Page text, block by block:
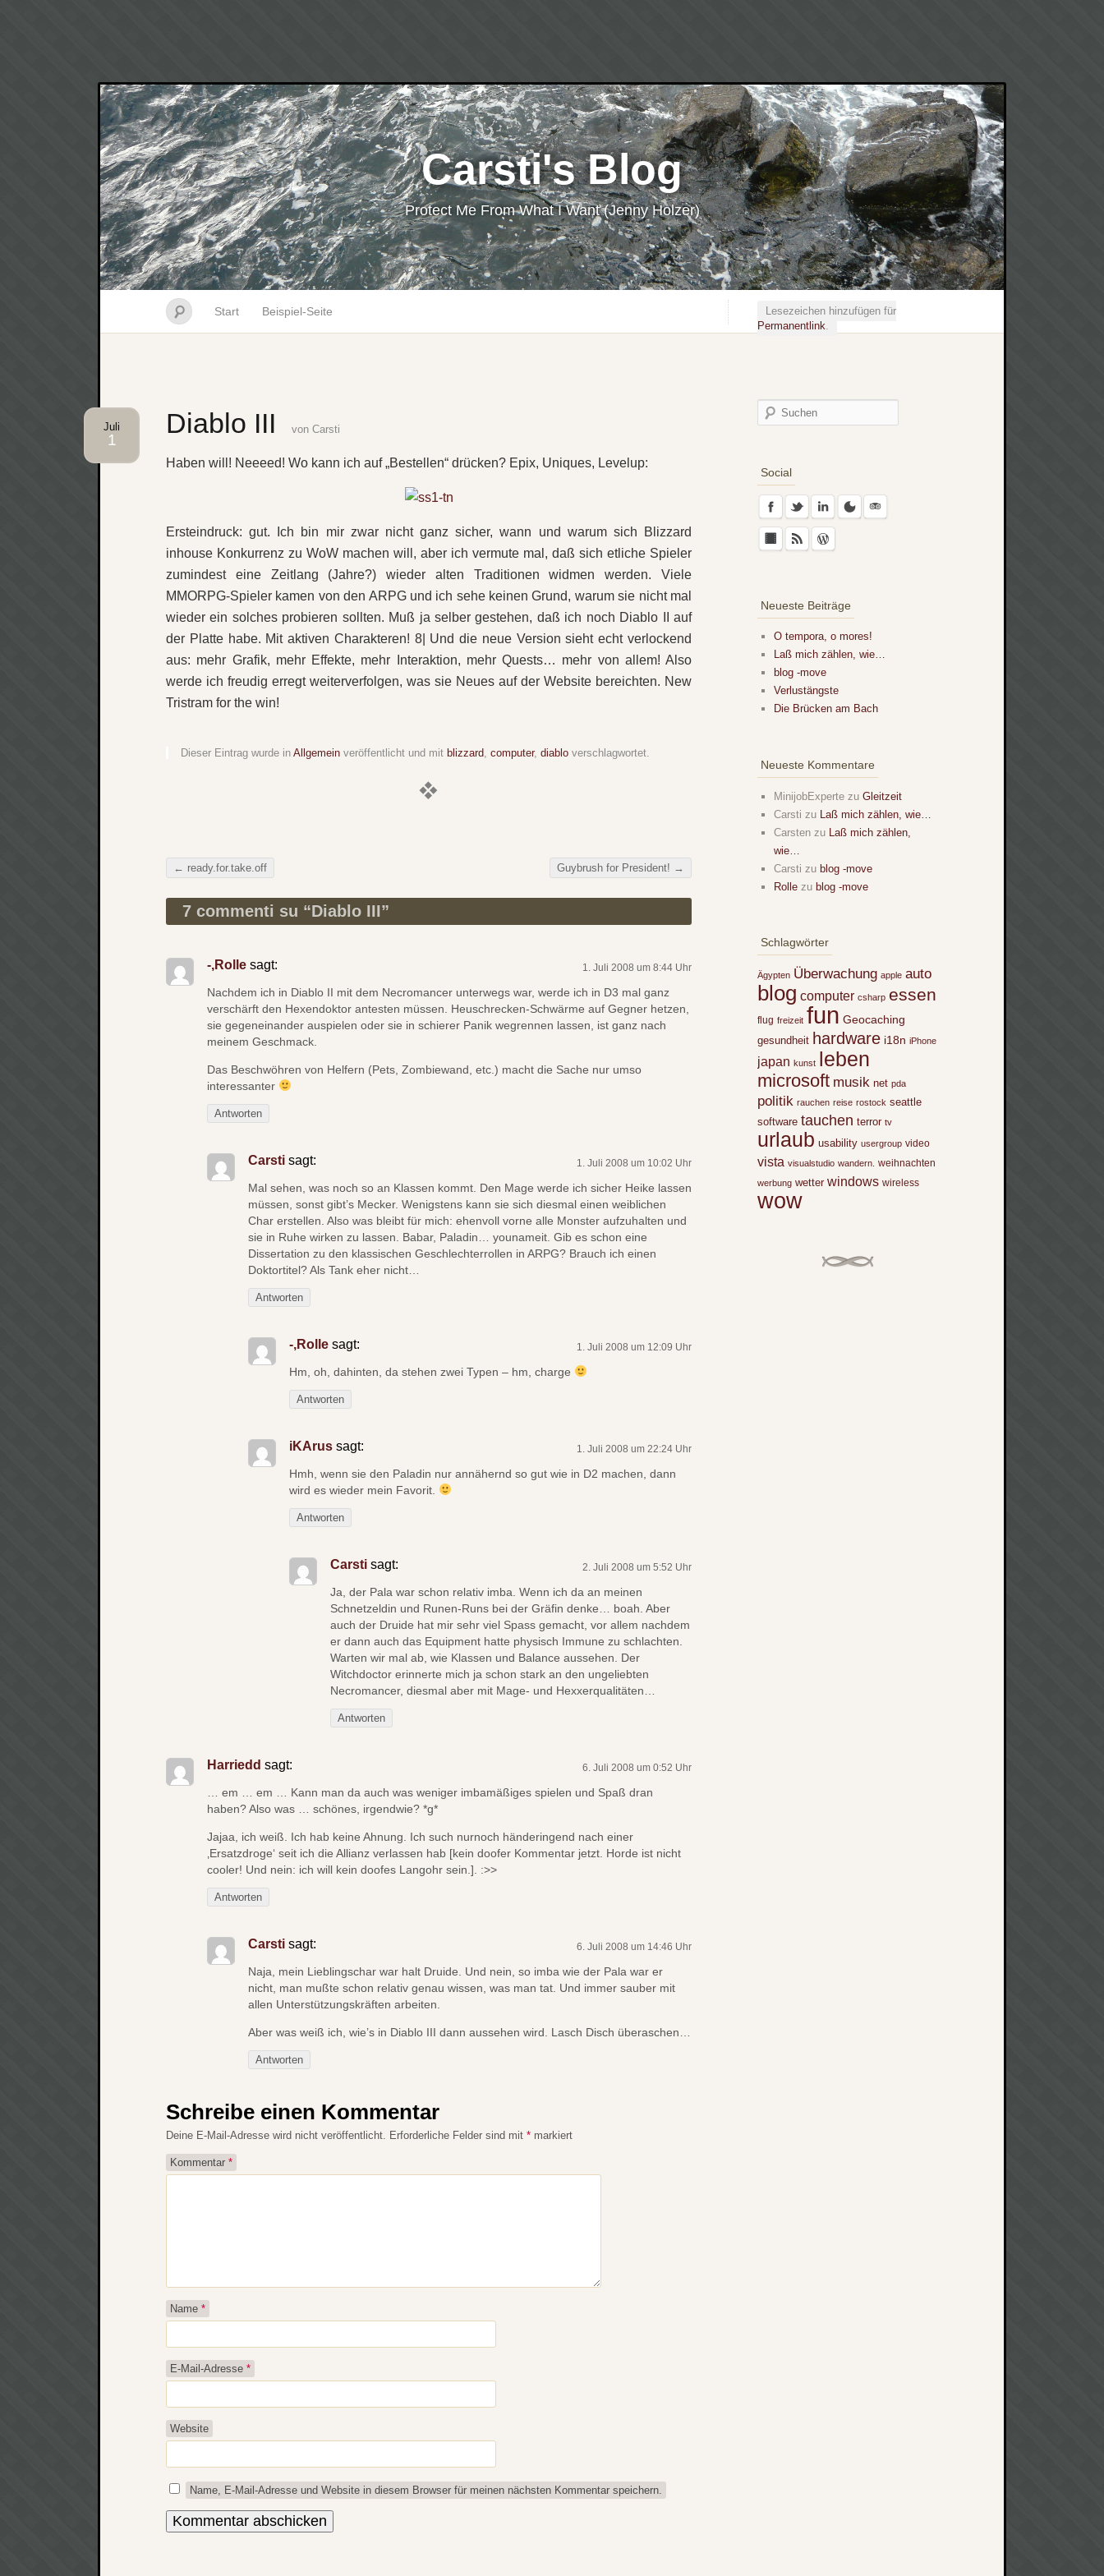
Carsti's Blog
Protect Me From What I Want (Jenny Holzer)
Start Beispiel-Seite
Lesezeichen hinzufügen für
Permanentlink.
Diablo III
Juli
1
von Carsti
Haben will! Neeeed! Wo kann ich auf „Bestellen“ drücken? Epix, Uniques, Levelup:
Ersteindruck: gut. Ich bin mir zwar nicht ganz sicher, wann und warum sich Blizzard
inhouse Konkurrenz zu WoW machen will, aber ich vermute mal, daß sich etliche Spieler
zumindest eine Zeitlang (Jahre?) wieder alten Traditionen widmen werden. Viele
MMORPG-Spieler kamen von den ARPG und ich sehe keinen Grund, warum sie nicht mal
wieder ein solches probieren sollten. Muß ja selber gestehen, daß ich noch Diablo II auf
der Platte habe. Mit aktiven Charakteren! 8| Und die neue Version sieht echt verlockend
aus: mehr Grafik, mehr Effekte, mehr Interaktion, mehr Quests… mehr von allem! Also
werde ich freudig erregt weiterverfolgen, was sie Neues auf der Website bereichten. New
Tristram for the win!
Dieser Eintrag wurde in Allgemein veröffentlicht und mit blizzard, computer, diablo verschlagwortet.
Beitragsnavigation
← ready.for.take.off Guybrush for President! →
7 commenti su “Diablo III”
-,Rolle sagt: 1. Juli 2008 um 8:44 Uhr
Nachdem ich in Diablo II mit dem Necromancer unterwegs war, werde ich in D3 mal ganz
verschärft den Hexendoktor antesten müssen. Heuschrecken-Schwärme auf Gegner hetzen,
sie gegeneinander auspielen oder sie in schierer Panik wegrennen lassen, ist ganz nach
meinem Geschmack.
Das Beschwöhren von Helfern (Pets, Zombiewand, etc.) macht die Sache nur umso
interessanter
Antworten
Carsti sagt: 1. Juli 2008 um 10:02 Uhr
Mal sehen, was noch so an Klassen kommt. Den Mage werde ich sicher Heike lassen
müssen, sonst gibt’s Mecker. Wenigstens kann sie sich diesmal einen weiblichen
Char erstellen. Also was bleibt für mich: ehenvoll vorne alle Monster aufzuhalten und
sie in Ruhe wirken zu lassen. Babar, Paladin… younameit. Gib es schon eine
Dissertation zu den klassischen Geschlechterrollen in ARPG? Brauch ich einen
Doktortitel? Als Tank eher nicht…
Antworten
-,Rolle sagt: 1. Juli 2008 um 12:09 Uhr
Hm, oh, dahinten, da stehen zwei Typen – hm, charge
Antworten
iKArus sagt: 1. Juli 2008 um 22:24 Uhr
Hmh, wenn sie den Paladin nur annähernd so gut wie in D2 machen, dann
wird es wieder mein Favorit.
Antworten
Carsti sagt: 2. Juli 2008 um 5:52 Uhr
Ja, der Pala war schon relativ imba. Wenn ich da an meinen
Schnetzeldin und Runen-Runs bei der Gräfin denke… boah. Aber
auch der Druide hat mir sehr viel Spass gemacht, vor allem nachdem
er dann auch das Equipment hatte physisch Immune zu schlachten.
Warten wir mal ab, wie Klassen und Balance aussehen. Der
Witchdoctor erinnerte mich ja schon stark an den ungeliebten
Necromancer, diesmal aber mit Mage- und Hexxerqualitäten…
Antworten
Harriedd sagt: 6. Juli 2008 um 0:52 Uhr
… em … em … Kann man da auch was weniger imbamäßiges spielen und Spaß dran
haben? Also was … schönes, irgendwie? *g*
Jajaa, ich weiß. Ich hab keine Ahnung. Ich such nurnoch händeringend nach einer
‚Ersatzdroge‘ seit ich die Allianz verlassen hab [kein doofer Kommentar jetzt. Horde ist nicht
cooler! Und nein: ich will kein doofes Langohr sein.]. :>>
Antworten
Carsti sagt: 6. Juli 2008 um 14:46 Uhr
Naja, mein Lieblingschar war halt Druide. Und nein, so imba wie der Pala war er
nicht, man mußte schon relativ genau wissen, was man tat. Und immer sauber mit
allen Unterstützungskräften arbeiten.
Aber was weiß ich, wie’s in Diablo III dann aussehen wird. Lasch Disch überaschen…
Antworten
Schreibe einen Kommentar
Deine E-Mail-Adresse wird nicht veröffentlicht. Erforderliche Felder sind mit * markiert
Kommentar *
Name *
E-Mail-Adresse *
Website
Name, E-Mail-Adresse und Website in diesem Browser für meinen nächsten Kommentar speichern.
Social
Neueste Beiträge
O tempora, o mores!
Laß mich zählen, wie…
blog -move
Verlustängste
Die Brücken am Bach
Neueste Kommentare
MinijobExperte zu Gleitzeit
Carsti zu Laß mich zählen, wie…
Carsten zu Laß mich zählen,
wie…
Carsti zu blog -move
Rolle zu blog -move
Schlagwörter
Ägypten Überwachung apple auto
blog computer csharp essen
flug freizeit fun Geocaching
gesundheit hardware i18n iPhone
japan kunst leben
microsoft musik net pda
politik rauchen reise rostock seattle
software tauchen terror tv
urlaub usability usergroup video
vista visualstudio wandern. weihnachten
werbung wetter windows wireless
wow